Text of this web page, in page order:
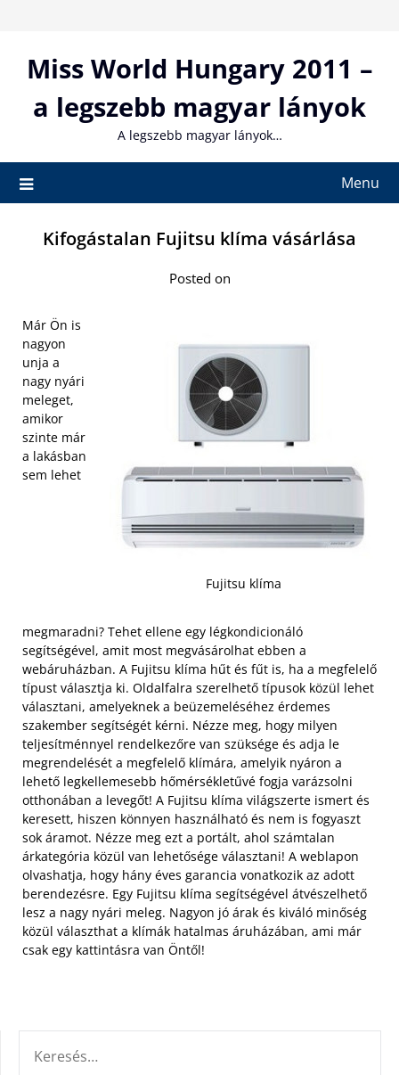
contentMiss World Hungary 2011 –
a legszebb magyar lányok
A legszebb magyar lányok…
Menu
Kifogástalan Fujitsu klíma vásárlása
Posted on
Fujitsu klíma
Már Ön is
nagyon
unja a
nagy nyári
meleget,
amikor
szinte már
a lakásban
sem lehet
megmaradni? Tehet ellene egy légkondicionáló
segítségével, amit most megvásárolhat ebben a
webáruházban. A Fujitsu klíma hűt és fűt is, ha a megfelelő
típust választja ki. Oldalfalra szerelhető típusok közül lehet
választani, amelyeknek a beüzemeléséhez érdemes
szakember segítségét kérni. Nézze meg, hogy milyen
teljesítménnyel rendelkezőre van szüksége és adja le
megrendelését a megfelelő klímára, amelyik nyáron a
lehető legkellemesebb hőmérsékletűvé fogja varázsolni
otthonában a levegőt! A Fujitsu klíma világszerte ismert és
keresett, hiszen könnyen használható és nem is fogyaszt
sok áramot. Nézze meg ezt a portált, ahol számtalan
árkategória közül van lehetősége választani! A weblapon
olvashatja, hogy hány éves garancia vonatkozik az adott
berendezésre. Egy Fujitsu klíma segítségével átvészelhető
lesz a nagy nyári meleg. Nagyon jó árak és kiváló minőség
közül választhat a klímák hatalmas áruházában, ami már
csak egy kattintásra van Öntől!